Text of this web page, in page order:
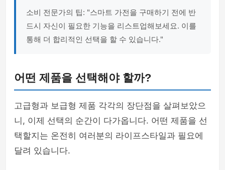
소비 전문가의 팁: "스마트 가전을 구매하기 전에 반
드시 자신이 필요한 기능을 리스트업해보세요. 이를
통해 더 합리적인 선택을 할 수 있습니다."
어떤 제품을 선택해야 할까?
고급형과 보급형 제품 각각의 장단점을 살펴보았으
니, 이제 선택의 순간이 다가옵니다. 어떤 제품을 선
택할지는 온전히 여러분의 라이프스타일과 필요에
달려 있습니다.